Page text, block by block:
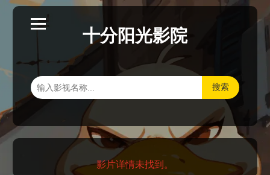
十分阳光影院
搜索
影片详情未找到。